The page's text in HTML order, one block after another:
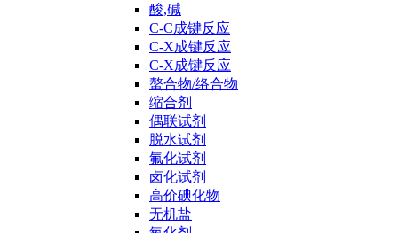
酸,碱
C-C成键反应
C-X成键反应
C-X成键反应
螯合物/络合物
缩合剂
偶联试剂
脱水试剂
氟化试剂
卤化试剂
高价碘化物
无机盐